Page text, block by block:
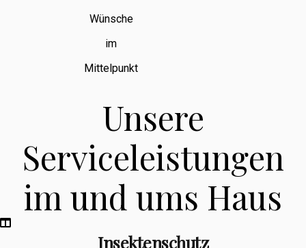
Wünsche
im
Mittelpunkt
Unsere
Serviceleistungen
im und ums Haus
Insektenschutz